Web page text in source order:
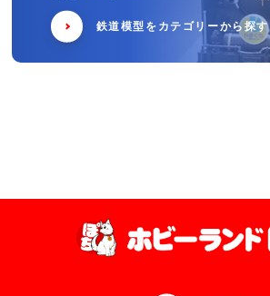
鉄道模型をカテゴリーから探す